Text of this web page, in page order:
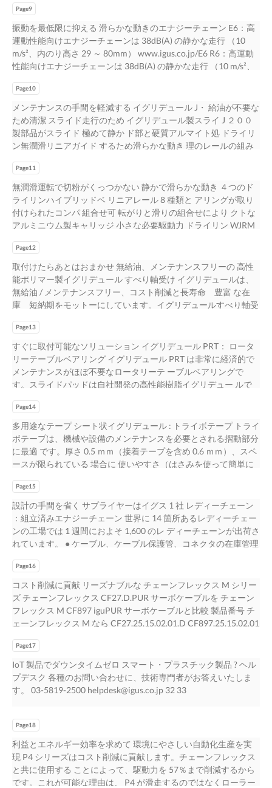
品寿命を短くし、機械 180 エナジーチューブ 故障の原因となる
だけでなく、稼働停止による莫大なコスト 160 の発生にもつなが
ります。稼働停止は一番大切な品質特性で 他社製品 158140 ある
「生産性」に悪影響を及ぼします。 120 100 貴社製品の信頼性を
高めるためにも、耐チップ製品の使用を おすすめします。 80 60
62.9 40 20 2.7 9.8 0 RX チューブ R68 エナジー 他社製品 1 他社製
品２ RX40 チューブ 250,907 サイクル 2,600 サイクル * 251,900
サイクル 256,132 サイクル *2,600 サイクル後テスト中断 自社試
験設備で漏れテストを実施 チップを完全遮断 切粉環境でも信
頼できる密閉性 10 11 切粉量（g)
レックス CF270.UL.D / CF27.D サーボケーブル： 高負荷に対
応 シールド付き 耐油性・耐クーラント性 難燃性 凹凸のな
い外被表 面 PVC フリー・ハロゲンフリー 許容最小曲げ半径
7.5 x d（ケーブル外径） www.igus.co.jp/chainflex イグス本社で
のケーブル寿命予測試験 エナジーチェーンで使用するケーブル
は、厳しい環境条件に 加え、高速、高加速、高頻度に耐える特
殊な特性が必要にな 検証済み ります。油、クーラント等の強力
な媒体への耐性も保障され イグス本社（ドイツ・ケルン）にあ
る試験施設でテスト済みです なくてはなりません。工作機械向
けのケーブルは、EMC（電 磁適合性）への対応や、NFPA 79、
UL、CSA、VDE、 Interbus、Profibus などの世界的に信頼性の高
い規格に準拠 していることが求められます。 耐薬品のチェーン
フレックス可動ケーブル 耐油性をテスト チェーンフレックスケ
ーブルを組み込んだエナジーチェーンを各種クーラント の中で
可動させ、寿命および耐久テストを行いました。 12 13
E2/000：優れたコストパフォーマン ーチェーン 内のり高さ 10
ｍｍ～ スでオールラウンダー 軽量で汎用的 www.igus.co.jp/E21
www.igus.co.jp/E2000 工作機械向けその他のイグス製品は
www.igus.co.jp/machinetools チェーンフレックス可動ケーブル
を組み込んだエナジーチェーンを高加速テスト 工作機械の効率
加速度は生産サイクルタイムとコストを決 500 万往復後でも摩耗
なし 定する重要な要素となります。 高加速度での使用でも駆動
性能がよく、可動部の総重量を減 検証済み らすことができる軽
量部品を採用いただくことで、高スピー イグス本社（ドイツ・
ケルン）にある試験施設でテスト済みです ドを保ちながら機械
の振動を減らすことができます。 他社製品： 豊富な型式をそろ
えているので、お客様のご要望にお応えで 工作機械の性能向上
は、高加速運転も可能な軽量部品を採用 145,000 往復後にコーク
スクリュー現象が発生 きる製品をお選びいただけます。
5,000,000 チェーンフレックス CF5 5,000,000 するかどうかに依
るということです。 4,000,000 他社製品 テスト No.2233：
CF5.10.25 制御ケーブルは 25％小さい 3,000,000 2,000,000 曲げ
半径で 4,100 万往復の耐久実証 1,000,000 その耐久性は証明され
ました。 750,000 チェーンフレックス CF27：500 万往復後でも
摩耗なし 500,000 2,750 ㎡もの大規模な自社試験施設において
600 以上のケー 250,000 ブルテストが同時に行われています。
100,000 145,000 50,000 0 14 15 往往復復回回数数
Page9
振動を最低限に抑える 滑らかな動きのエナジーチェーン E6：高
運動性能向けエナジーチェーンは 38dB(A) の静かな走行 （10
m/s²、内のり高さ 29 ～ 80mm） www.igus.co.jp/E6 R6：高運動
性能向けエナジーチェーンは 38dB(A) の静かな走行 （10 m/s²、
他のイグス製品は www.igus.co.jp/machinetools 検証済み 滑ら
かな動きはクリーンに切削加工や圧延仕上げをする条件となりま
す。 工作機械の精度はますます高くなっています。自動化が進
む につれ、切削加工や圧延仕上げの完成度が高くなる一方、振
動という負担も増えています。また技術の発展に伴い、ケー ブ
っています。これらの動きはトラフや移動端の中に振動 他社製
品A 他社製品B を発生させ、それが許容範囲を超えたとき、機械
と生産工程 他社製品C に悪い影響を与えることとなります。 0
0.5 1.0 time[s] 世界での競争に勝つためには、機械の生産性と精
度ばかりを 追求しているだけでは不十分です。工作機械の性能
を制限し ている要因を、革新的な技術で克服することも大切で
す。イ 独アーヘン工科大学 (RWTH) で振動テストを実施 グスの
エネルギー供給システム「エナジーチェーン」なら振 工作機械
研究所 (WZL) とアーヘン工科大学 (RWTH) で 動とガタガタ音の
発生を最小減におさえた静かで滑らかな動 実施された「ケーブ
ル保護管における振動の調査」 きが期待できます。 結果：イグ
スの E6 エナジーチェーンは、最小の振動と走行の 滑らかさとい
う点で特徴を有する この調査についての詳細は
www.igus.co.jp/machinetools 16 17
Page10
メンテナンスの手間を軽減する イグリデュール J・ 給油が不要な
ため清潔 スライド走行のため イグリデュール製スライ J ２００
製部品がスライド 極めて静か ド部と硬質アルマイト処 ドライリ
ン無潤滑リニアガイド するため滑らかな動き 理のレールの組み
づいて設定された無潤滑のリニア ガイドです。高性能樹脂製イ
グリデュールはプラサーフェースと同じように使 用できます。
ドライリンリニアガイドはメンテナンスフリーで無潤滑走行がで
きます。丸軸や丸型レールリニアガイドシステムも利用できま
す。丸軸や丸型 レールの使用が可能なリニアガイドです。コネ
ーター付き/無しをご用意しております。さらに、 メンテナンス
と潤滑が不要なため、塵埃、水分、化学薬品、熱および衝撃など
の外部からの影響にも強い耐性と強度があることも大きな特長で
す 潤滑不要で粉塵に強い 衝撃や振動に強い 高い静的負荷容量 短
いストロークの用途に最適 10 ｍ /S までの高速運転および 100g
までの高加速運転への対応が可能 低磁性 www.igus.co.jp/drylin
固体潤滑剤を含有している 高性能樹脂とアルミ製の 断面形状、
取付サイズが 表面処理済のため ためメンテナンスフリー ため軽
量 豊富 優れた耐食性 メンテナンスフリーのドライリン直動シス
テム ドライリン T ドライリン N ドライリン W ドライリン 多条ね
じ ドライリンドライブ技術 ドライリン E 電動アクチュエータ 完
全無潤滑 ４つの取り付けサイズをそろえた薄 豊富なモジュラー
式組立キット 送りねじナットと送りねじからなる製品 送りねじ
またはタイミングベルト付 ステッピングモータ付きリニアアク
標準規格品に寸法互換性あり 型リニアガイド シングルおよびダ
ブルシャフトレール ドライスピン多条ねじは効率的で長寿命 き
スライドテーブル チュエータ すきま調整可能 取付け高さが低い
6 ～ 12 mm スライド部ベアリング、ハウジング、 セルフロック
ータを使用し 悪環境に対応 レール巾 17 ～ 80 ｍｍ 機能、キャリ
ッジ組立品等豊富なオプ メートルねじ ストロークの長さをカス
タマイズ可能 ているためフェイルセーフ機能 多数のキャリッジ
オプションやキャ ション ガントリー構築用に組み合わせ可能 ン
バー付き www.igus.co.jp/drylinT www.igus.co.jp/drylinN
www.igus.co.jp/drylin-drive www.igus.co.jp/drylinE 18 19
Page11
無潤滑運転で切粉がくっつかない 静かで滑らかな動き ４つのド
ライリンハイブリッドベ リニアレール 8 種類と アリングが取り
付けられたコンパ 組合せ可 転がりと滑りの組合せにより クトな
アルミニウム製キャリッジ 小さな必要駆動力 ドライリン WJRM
ークな組合せ の無潤滑ベアリングです。横からの力をスライド
部が吸収する一方、一体化さ れたローラーにより小さな駆動力
で動かせます。このためハイブリッドベアリ ングはドア調節
（工作機械の扉や保護ドアなど）や、制御パネルの調節に理想
的です。高機能樹脂と亜鉛ダイキャストの経済的で効率的なデザ
ドライリン W の様々なアル ドライリン WJRM の仕組み マイト
処理アルミニウム製レールと組合せて使用できます。 滑らかな
動き 薄型の設置 せん断力や衝撃荷重はスライド部が吸収 レール
上を走行するため焼き付きを解消 アルマイト処理済みのレール
に組み合わせ可能 面取りローラー２つを搭載したハイ 必要な駆
動力が小さい ブリッドベアリングは横置き走行も 手動調整用ハ
イブリッド 優れたコストパフォーマンス 可能 低摩擦係数 ベアリ
ング www.igus.co.jp/WJRM メンテナンスフリーのドライリン直
動システム 検証済み イグス本社（ドイツ・ケルン）にある試験
施設でテスト済みです ドライリン WJRM ドライリン WWH ドラ
イリン WWR １つまたは 2 つのローラー付き ローラー付きハイ
ブリッドキャリッジ 横置き取り付け向け 樹脂製ローラー 低摩擦
係数 コンパクトタイプ リニアレール 8 種類と組合せ可 静かで滑
らかな動き ダブルレールでガイドサポート不要
www.igus.co.jp/WJRM www.igus.co.jp/WWH
www.igus.co.jp/WWR ドライリン 直動システムの切粉テスト チ
ップドラムでアルミチップを回転させドライリンの製品寿命と摩
耗テ ストを行っています。 20 21
Page12
取付けたらあとはおまかせ 無給油、メンテナンスフリーの 高性
能ポリマー製イグリデュール すべり軸受け イグリデュールは、
無給油 / メンテナンスフリー、コスト削減と長寿命 豊富 な在
庫 短納期をモットーにしています。イグリデュールすべり軸受
の材質特性を繰り返し試 験されています。イグスの樹脂製すべ
り軸受けは樹脂素材からテスト済みの製 品までの段階を意味し
ており、それゆえ、機械部品の予測が可能です。 高耐摩耗性樹
脂は強化剤や個体潤滑材の添加を微調整しながら改良されてい
ます。 数千回も繰り返すテストが、製品となって「高品質」を
ォーマンス、寿命予測可能、 汎用的 連続使用温度 豊富なサイ
ズ・形状。 サイズは +250℃まで ( 材質により ご要望に応じて射
出成型や www.igus.co.jp/iglidur 寿命予測可能 5,000 種類以上 異
なります ) 機械加工にて特殊形状も可能。 検証済み イグス本社
（ドイツ・ケルン）にある試験施設でテスト済みです 高負荷試
験 St52 / ガス窒化処理 摩耗量、揺動、 P=30Mpa、V=0.01m/s
300 イグリデュール G イグリデュール J イグリデュール Q 250 オ
ールラウンダー 高速と低速向け 高荷重向け 世界で一番売れてい
る 低摩擦、低摩耗 超高荷重で使用しても 200 イグリデュールベ
アリング 長寿命なすべり軸受け 150 www.igus.co.jp/G
www.igus.co.jp/J www.igus.co.jp/Q 100 50 0 イグリデュール Q イ
グリデュール G イグリデュール Z 初期潤滑した 金属の複層 銅ブ
ッシュ ブッシュ イグリデュール M250 イグリデュール W300 イ
グリデュール X 高負荷に強く高強度 揺動試験長寿命製品 -100℃
～ +250℃まで 減振性に優れている あらゆる軸に低摩耗 高温環境
対応、優れた耐薬品性 目的：イグリデュール樹脂製すべり軸受
けと金属製ベアリングの摩耗比較 試験条件：重量 1,200kg をシャ
フトに取り付けた状態での揺動試験 www.igus.co.jp/M250
イグリデュール材質で金属製と比べ明らかに低い摩耗 量を確認
金属ブッシュを使用したシャフトには摩耗が認められ、使用限界
とな っておりました。 22 23 摩耗量（μm/km）
Page13
すぐに取付可能なソリューション イグリデュール PRT： ロータ
リーテーブルベアリング イグリデュール PRT は非常に経済的で
メンテナンスがほぼ不要なロータリーテ ーブルベアリングで
す。スライドパッドは自社開発の高性能樹脂イグリデュー ルで
製スライ ド部 ハウジングは全てアルミ製で、ハウジングの輪郭
にそった形状のイグリデ ュール J 製 スライドエレメントは、硬
質アルマイト処理加工が成されています。 また、ボルトは全て
ステンレス製です。エレメントの数量によって、内径 0.5 ｍから
5 ｍのロータリーテーブルベアリングをご用意しています。 すぐ
触がある用途に メンテナンスフリーで無潤滑 低～中速度向き ギ
ア付もあり www.igus.co.jp/iglidurPRT ボールの転がりの代わり
に 組込みを簡単にするイグ イグリデュール材質のすべ リデュー
ルすべりパッド 高い耐摩耗性 耐高荷重、高い剛性 りを利用 完
全無給油 メンテナンスフリー ロータリーテーブルベアリング ロ
ータリーテーブルベアリ ギア付きロータリーテーブ ロータリー
テーブルベアリ ロータリーテーブルベアリ 汎用スライド部 ン
グ 01 型 ルベアリング ング 02 型 ング 角型フランジ付 ロー
タリーテーブルベアリングのスライド部をカスタマイズ 高剛性
ロータリーテーブル、 形状 01 の全寸法 6 種類に各 超軽量ロータ
リーテーブル 最小の PRT ロータリーテー 用途に応じた取り付け
が可能なイグリデュール PRT 汎用スライド部。01 型に 使用可能
温度 +180℃、 高い ４種類のギア形状が選択可能 外輪は硬質アル
マイト処理ア ブル軸受 ( 寸法 20) が省コス 合わせ、より大きなロ
ータリーテーブルを作成できます。数に応じて内径 0.5 薬品耐性
ルミニウム製またはステンレ トタイプ角型フランジでも登 ～
5.0m のロータリーテーブルが可能 ー 設計やデザインについて当
Page14
多用途なテープ シート状イグリデュール : トライボテープ トライ
ボテープは、機械や設備のメンテナンスを必要とされる摺動部分
に最適 です。厚さ 0.5 ｍｍ（接着テープを含め 0.6 ｍｍ）、スペ
ースが限られている 場合に 使いやすさ（はさみを使って簡単に
可能性を秘めております。 イグリデュールトライボテープは接
着テープ付きもご用意しており、早く簡単 に取付けられます。
接着テープ付きの場合、イグリデュール A160/B160 で は 70℃ま
で、V400 では 170℃までの温度で使用可能です。メーターごと
に カスタム生産する場合や組立て部品を製造する場合に、トラ
デュール A160、イグリデュール V400、イグリデュール B160 無
潤滑でメンテナンスフリー 切り抜きが簡単 接着可能 非常に小さ
な設置スペースにも対応 他の材質やさらに薄いものを開発中で
す。ご相談ください。 簡単かつ迅速に取付
www.igus.co.jp/tribotape 非常に小さな設置スペ 高い耐摩耗性 ー
スにも対応 接着可能 イグリデュール トライボテープ A160 イグ
リデュール トライボテープ V400 イグリデュール トライボテー
プ B160 低価格なイグリデュール A160 製トライボテープは一般
的な イグリデュール V400 製トライボテープは耐摩耗性だけでは
目立つ箇所にトライボテープを使う場合目立たない黒色が便 樹
脂シートと比較し優れた耐摩耗性を持っております。優れ な
す。また、既存の A160 と比べて耐摩耗性が優れています。 た耐
熱性（90℃まで）で耐摩耗性、FDA( 米国食品医薬品局） 動部で
の採用時に今までのすべり部材の 10 倍の寿命となっ 準拠 た実績
もございます。 トライボテープで自由に設計 26 27
Page15
設計の手間を省く サプライヤーはイグス 1 社 レディーチェーン
：組立済みエナジーチェーン 世界に 14 箇所あるレディーチェー
ンの工場では 1 週間におよそ 1,600 のレ ディーチェーンが出荷さ
れています。 ● ケーブル、ケーブル保護管、コネクタの在庫管理
ーネスも正確に組付け、 すぐに取り付け可能な状態で納品しま
す。 ● 作業工数を半分に 優れたロジスティックシステムによ
り、短納期で納品いたします。 ● 発注数量の変動にも柔軟に対応
レディーチェーンなら、受注量の変動にいつでも対応可能です。
設備稼働率の変動も、レディーチェーンの使用で対応できます。
枚、納品１回ですべてを１つのサプライヤから提供可能です。
多くのサプライヤから様々な部品を取り寄せる手間がかからない
ので、 最適なパーツを、迅速かつ省コストに調達できます。 ●
機械のダウンタイムを最小化 小さな部品の不具合が、大問題に
つながることがあります。 多数の部品を購入して自社で組み立
具合発見にも手間取ります。 レディーチェーンはすべて、弊社
試験を行った上でご納品します。 www.igus.co.jp/readychain コ
スト削減と時間の節約が可能なレディーチェーンはすぐに取り付
けができます。 レディーケーブル ：ハーネス済みケーブル 弊社
の熟練工によるハーネス済みケーブルは、エナジーチェーン内に
収納した 工作機械の設計で、多くの要望に応えようとするとエ
Page16
コスト削減に貢献 リーズナブルな チェーンフレックス M シリー
ズ チェーンフレックス CF27.D.PUR サーボケーブルを チェーン
フレックス M CF897 iguPUR サーボケーブルと比較 製品番号 チ
ェーンフレックス M なら CF27.25.15.02.01.D CF897.25.15.02.01
ルを チェーンフレックス M CF894 iguPUR エンコーダケーブル
と比較 製品番号 チェーンフレックス M なら CF113.028.D
CF894.028 47%お得！ チェーンフレックス CFBUS TPE Profibus
ケーブルを チェーンフレックス M CF898 iguPUR Profibus ケー
クス M の使用が適している時 要です。特に、曲げ半径は大切な
指標の一つです。例えば、 特にリーズナブルな価格をご希望の
場合 頑丈な油圧ホースをエナジーチェーン内でガイドすると、
曲 UL、EAC、CTP 規格認証をお求めの場合 製品番号 チェーンフ
レックス M なら げ半径が大きくなります。そのような場合、デ
Page17
IoT 製品でダウンタイムゼロ スマート・プラスチック製品 ? ヘル
プデスク 各種のお問い合わせに、技術専門者がお答えいたしま
す。 03-5819-2500 helpdesk@igus.co.jp 32 33
Page18
利益とエネルギー効率を求めて 環境にやさしい自動化生産を実
現 P4 シリーズはコスト削減に貢献します。チェーンフレックス
と共に使用する ことによって、駆動力を 57％まで削減するから
です。これが可能な理由は、 P4 が滑走するのではなくローラー